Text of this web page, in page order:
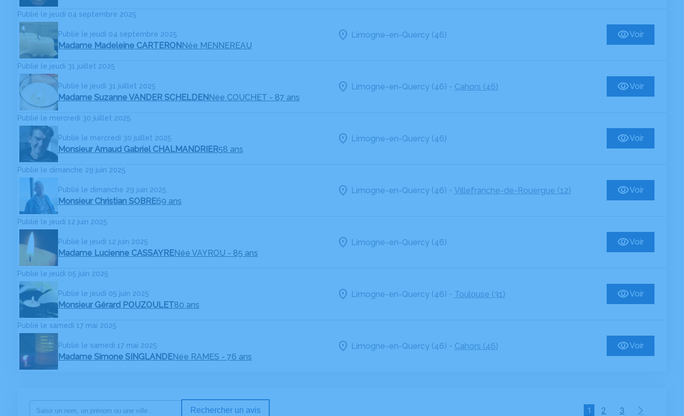
Publié le jeudi 04 septembre 2025
Publié le jeudi 04 septembre 2025
Madame Madeleine CARTERON Née MENNEREAU
Limogne-en-Quercy (46) Voir
Publié le jeudi 31 juillet 2025
Publié le jeudi 31 juillet 2025
Madame Suzanne VANDER SCHELDEN Née COUCHET - 87 ans
Limogne-en-Quercy (46) - Cahors (46) Voir
Publié le mercredi 30 juillet 2025
Publié le mercredi 30 juillet 2025
Monsieur Arnaud Gabriel CHALMANDRIER58 ans
Limogne-en-Quercy (46) Voir
Publié le dimanche 29 juin 2025
Publié le dimanche 29 juin 2025
Monsieur Christian SOBRE69 ans
Limogne-en-Quercy (46) - Villefranche-de-Rouergue (12) Voir
Publié le jeudi 12 juin 2025
Publié le jeudi 12 juin 2025
Madame Lucienne CASSAYRENée VAYROU - 85 ans
Limogne-en-Quercy (46) Voir
Publié le jeudi 05 juin 2025
Publié le jeudi 05 juin 2025
Monsieur Gérard POUZOULET80 ans
Limogne-en-Quercy (46) - Toulouse (31) Voir
Publié le samedi 17 mai 2025
Publié le samedi 17 mai 2025
Madame Simone SINGLANDENée RAMES - 76 ans
Limogne-en-Quercy (46) - Cahors (46) Voir
Rechercher un avis 1 2 3